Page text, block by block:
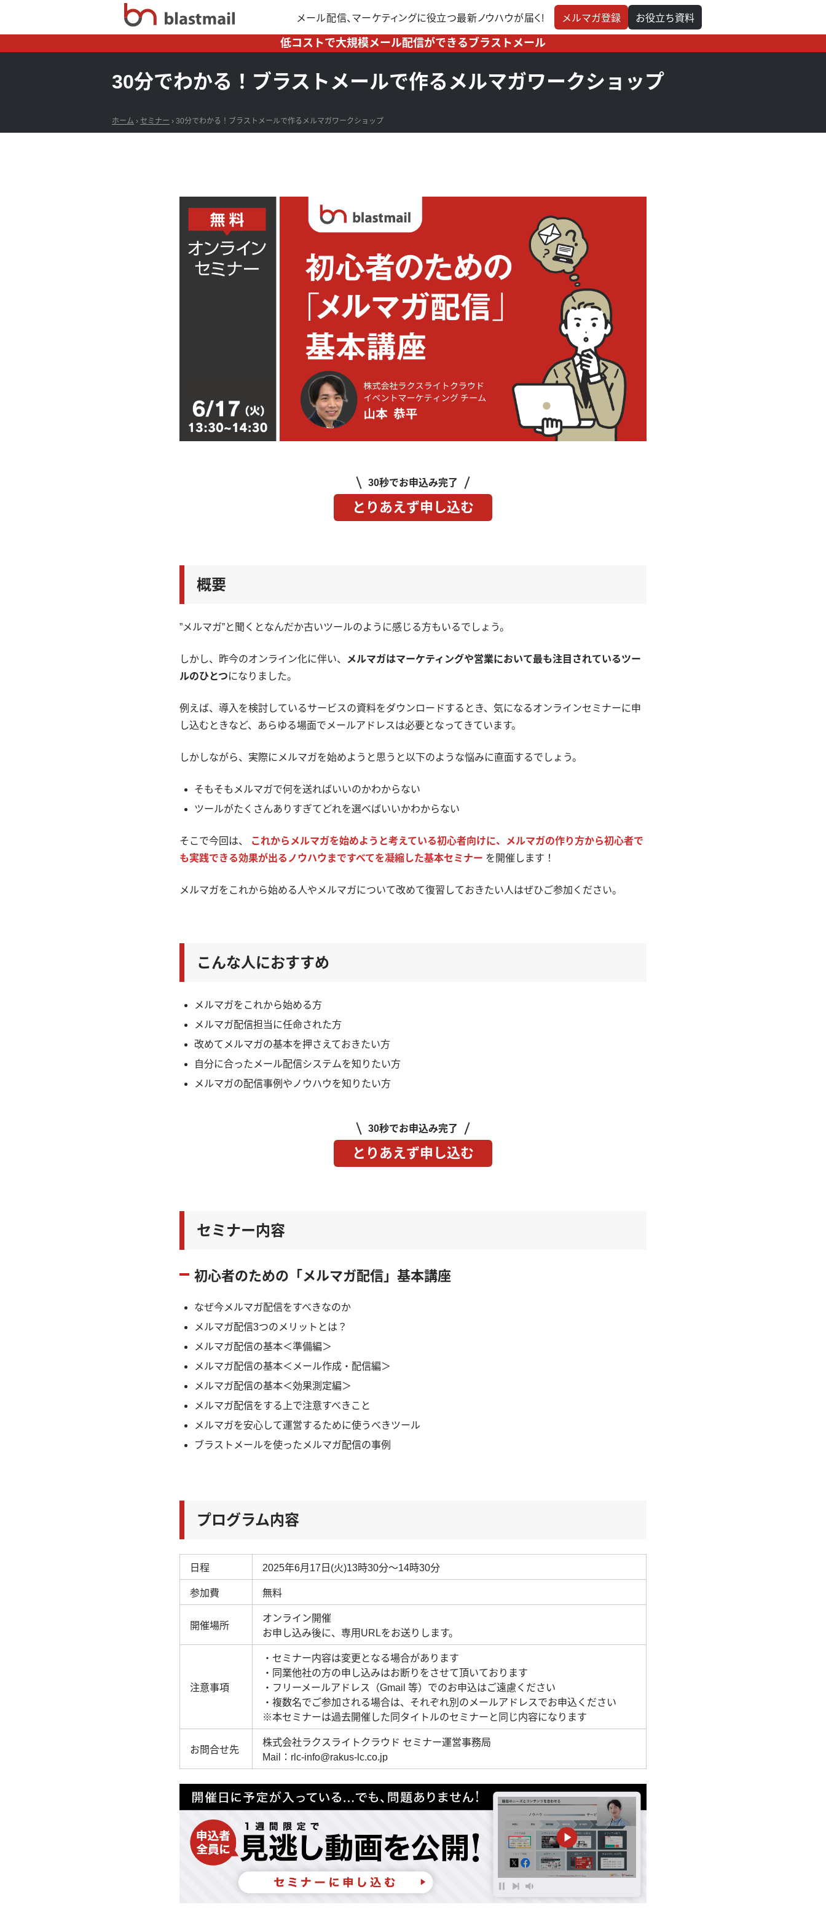
メール配信、マーケティングに役立つ最新ノウハウが届く! メルマガ登録 お役立ち資料
低コストで大規模メール配信ができるブラストメール
30分でわかる！ブラストメールで作るメルマガワークショップ
ホーム › セミナー › 30分でわかる！ブラストメールで作るメルマガワークショップ
30秒でお申込み完了
とりあえず申し込む
概要
”メルマガ”と聞くとなんだか古いツールのように感じる方もいるでしょう。
しかし、昨今のオンライン化に伴い、
メルマガはマーケティングや営業において最も注目されているツー
ルのひとつになりました。
例えば、導入を検討しているサービスの資料をダウンロードするとき、気になるオンラインセミナーに申
し込むときなど、あらゆる場面でメールアドレスは必要となってきています。
しかしながら、実際にメルマガを始めようと思うと以下のような悩みに直面するでしょう。
そもそもメルマガで何を送ればいいのかわからない
ツールがたくさんありすぎてどれを選べばいいかわからない
そこで今回は、
これからメルマガを始めようと考えている初心者向けに、メルマガの作り方から初心者で
も実践できる効果が出るノウハウまですべてを凝縮した基本セミナー を開催します！
メルマガをこれから始める人やメルマガについて改めて復習しておきたい人はぜひご参加ください。
こんな人におすすめ
メルマガをこれから始める方
メルマガ配信担当に任命された方
改めてメルマガの基本を押さえておきたい方
自分に合ったメール配信システムを知りたい方
メルマガの配信事例やノウハウを知りたい方
30秒でお申込み完了
とりあえず申し込む
セミナー内容
初心者のための「メルマガ配信」基本講座
なぜ今メルマガ配信をすべきなのか
メルマガ配信3つのメリットとは？
メルマガ配信の基本＜準備編＞
メルマガ配信の基本＜メール作成・配信編＞
メルマガ配信の基本＜効果測定編＞
メルマガ配信をする上で注意すべきこと
メルマガを安心して運営するために使うべきツール
ブラストメールを使ったメルマガ配信の事例
プログラム内容
日程 2025年6月17日(火)13時30分～14時30分
参加費 無料
開催場所
オンライン開催
お申し込み後に、専用URLをお送りします。
注意事項
・セミナー内容は変更となる場合があります
・同業他社の方の申し込みはお断りをさせて頂いております
・フリーメールアドレス（Gmail 等）でのお申込はご遠慮ください
・複数名でご参加される場合は、それぞれ別のメールアドレスでお申込ください
※本セミナーは過去開催した同タイトルのセミナーと同じ内容になります
お問合せ先
株式会社ラクスライトクラウド セミナー運営事務局
Mail：rlc-info@rakus-lc.co.jp